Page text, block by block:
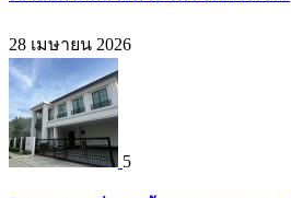
28 เมษายน 2026
5